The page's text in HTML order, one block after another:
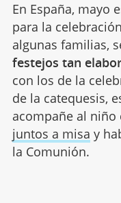
En España, mayo
para la
algunas familias,
festejos tan
con los de la
de la catequesis,
acompañe al niño
juntos a misa y
la Comunión.